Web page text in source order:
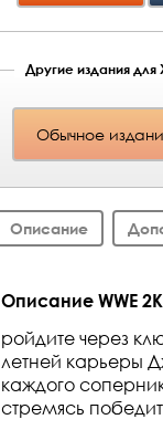
Другие издания для
Обычное
Описание
Описание WWE
ройдите через
летней карьеры
каждого
стремясь